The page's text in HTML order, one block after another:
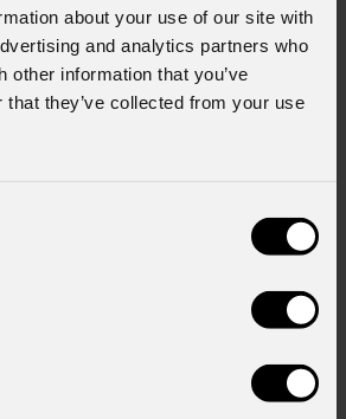
about your use of our site with
and analytics partners who
other information that you’ve
that they’ve collected from your use